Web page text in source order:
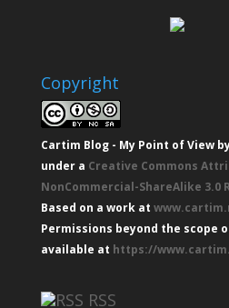
Copyright
Cartim Blog - My Point of View
under a Creative Commons
NonCommercial-ShareAlike 3.0
Based on a work at
Permissions beyond the scope
available at https://
RSS